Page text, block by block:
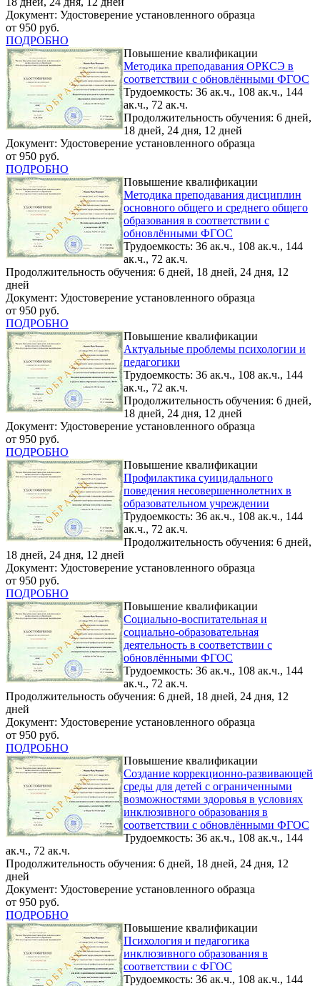
Документ: Удостоверение установленного образца
от 950 руб.
ПОДРОБНО
Повышение квалификации
Методика преподавания ОРКСЭ в
соответствии с обновлёнными ФГОС
Трудоемкость: 36 ак.ч., 108 ак.ч., 144
ак.ч., 72 ак.ч.
Продолжительность обучения: 6 дней,
18 дней, 24 дня, 12 дней
Документ: Удостоверение установленного образца
от 950 руб.
ПОДРОБНО
Повышение квалификации
Методика преподавания дисциплин
основного общего и среднего общего
образования в соответствии с
обновлёнными ФГОС
Трудоемкость: 36 ак.ч., 108 ак.ч., 144
ак.ч., 72 ак.ч.
Продолжительность обучения: 6 дней, 18 дней, 24 дня, 12
дней
Документ: Удостоверение установленного образца
от 950 руб.
ПОДРОБНО
Повышение квалификации
Актуальные проблемы психологии и
педагогики
Трудоемкость: 36 ак.ч., 108 ак.ч., 144
ак.ч., 72 ак.ч.
Продолжительность обучения: 6 дней,
18 дней, 24 дня, 12 дней
Документ: Удостоверение установленного образца
от 950 руб.
ПОДРОБНО
Повышение квалификации
Профилактика суицидального
поведения несовершеннолетних в
образовательном учреждении
Трудоемкость: 36 ак.ч., 108 ак.ч., 144
ак.ч., 72 ак.ч.
Продолжительность обучения: 6 дней,
18 дней, 24 дня, 12 дней
Документ: Удостоверение установленного образца
от 950 руб.
ПОДРОБНО
Повышение квалификации
Социально-воспитательная и
социально-образовательная
деятельность в соответствии с
обновлёнными ФГОС
Трудоемкость: 36 ак.ч., 108 ак.ч., 144
ак.ч., 72 ак.ч.
Продолжительность обучения: 6 дней, 18 дней, 24 дня, 12
дней
Документ: Удостоверение установленного образца
от 950 руб.
ПОДРОБНО
Повышение квалификации
Создание коррекционно-развивающей
среды для детей с ограниченными
возможностями здоровья в условиях
инклюзивного образования в
соответствии с обновлёнными ФГОС
Трудоемкость: 36 ак.ч., 108 ак.ч., 144
ак.ч., 72 ак.ч.
Продолжительность обучения: 6 дней, 18 дней, 24 дня, 12
дней
Документ: Удостоверение установленного образца
от 950 руб.
ПОДРОБНО
Повышение квалификации
Психология и педагогика
инклюзивного образования в
соответствии с ФГОС
Трудоемкость: 36 ак.ч., 108 ак.ч., 144